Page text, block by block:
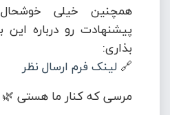
همچنین خیلی
پیشنهادت رو درباره
بذاری:
🔗 لینک فرم ارسال نظر
مرسی که کنار ما هستی 🌿